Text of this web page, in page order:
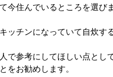
今住んでいるところを選び
ッチンになっていて自炊す
で参考にしてほしい点とし
をお勧めします。